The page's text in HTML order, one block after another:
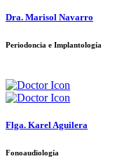
Dra. Marisol Navarro
Periodoncia e Implantología
Flga. Karel Aguilera
Fonoaudiología